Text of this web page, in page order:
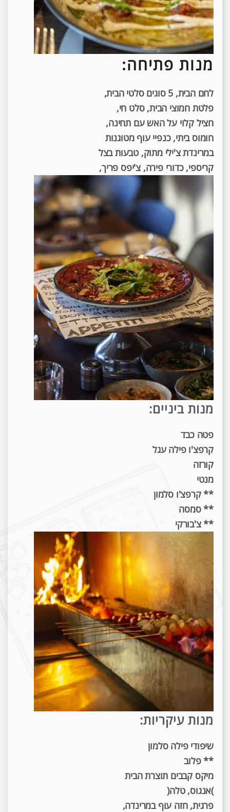
מנות פתיחה:
לחם הבית, 5 סוגים סלטי הבית,
פלטת חמוצי הבית, סלט חי,
חציל קלוי על האש עם תחינה,
חומוס ביתי, כנפיי עוף מטוגנות
במרינדת צ'ילי מתוק, טבעות בצל
קריספי, כדורי פירה, צ'יפס פריך,
מנות ביניים:
פטה כבד
קרפצ'ו פילה עגל
קורזה
מנטי
** קרפצ'ו סלמון
** סמסה
** צ'בורקי
מנות עיקריות:
שיפודי פילה סלמון
** פלוב
מיקס קבבים תוצרת הבית
)אנגוס, טלה(
פרגית, חזה עוף במרינדה,